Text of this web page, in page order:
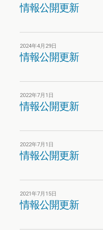
情報公開更新
2024年4月29日
情報公開更新
2022年7月1日
情報公開更新
2022年7月1日
情報公開更新
2021年7月15日
情報公開更新